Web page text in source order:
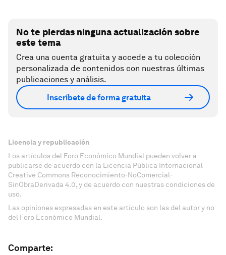
No te pierdas ninguna actualización sobre
este tema
Crea una cuenta gratuita y accede a tu colección
personalizada de contenidos con nuestras últimas
publicaciones y análisis.
Inscríbete de forma gratuita
Licencia y republicación
Los artículos del Foro Económico Mundial pueden volver a
publicarse de acuerdo con la Licencia Pública Internacional
Creative Commons Reconocimiento-NoComercial-
SinObraDerivada 4.0, y de acuerdo con nuestras condiciones de
uso.
Las opiniones expresadas en este artículo son las del autor y no
del Foro Económico Mundial.
Comparte: